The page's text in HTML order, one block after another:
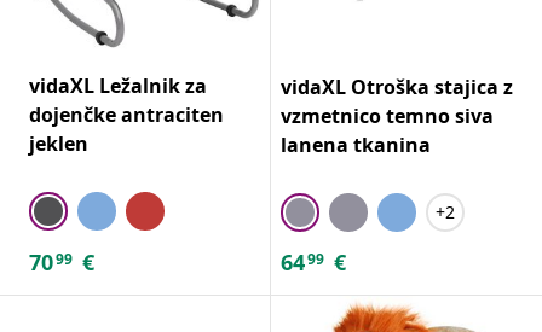
vidaXL Ležalnik za
dojenčke antraciten
jeklen
7099 €
vidaXL Otroška stajica z
vzmetnico temno siva
lanena tkanina
+2
6499 €